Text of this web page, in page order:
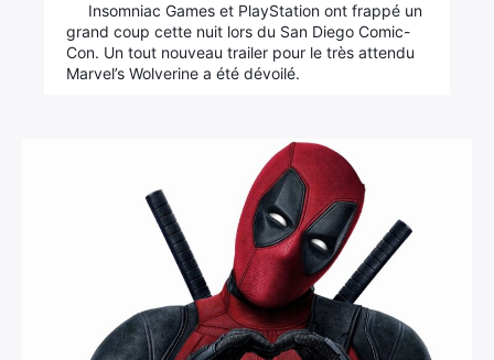
Insomniac Games et PlayStation ont frappé un
grand coup cette nuit lors du San Diego Comic-
Con. Un tout nouveau trailer pour le très attendu
Marvel’s Wolverine a été dévoilé.